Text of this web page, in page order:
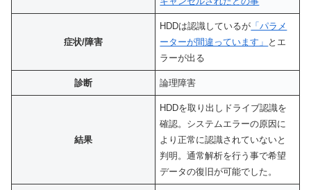
症状/障害
HDDは認識しているが 「パラメ
ーターが間違っています」 とエ
ラーが出る
診断 論理障害
結果
HDDを取り出しドライブ認識を
確認。システムエラーの原因に
より正常に認識されていないと
判明。通常解析を行う事で希望
データの復旧が可能でした。